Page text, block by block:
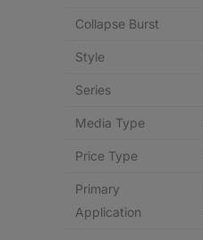
Collapse Burst
Style
Series
Media Type
Price Type
Primary
Application